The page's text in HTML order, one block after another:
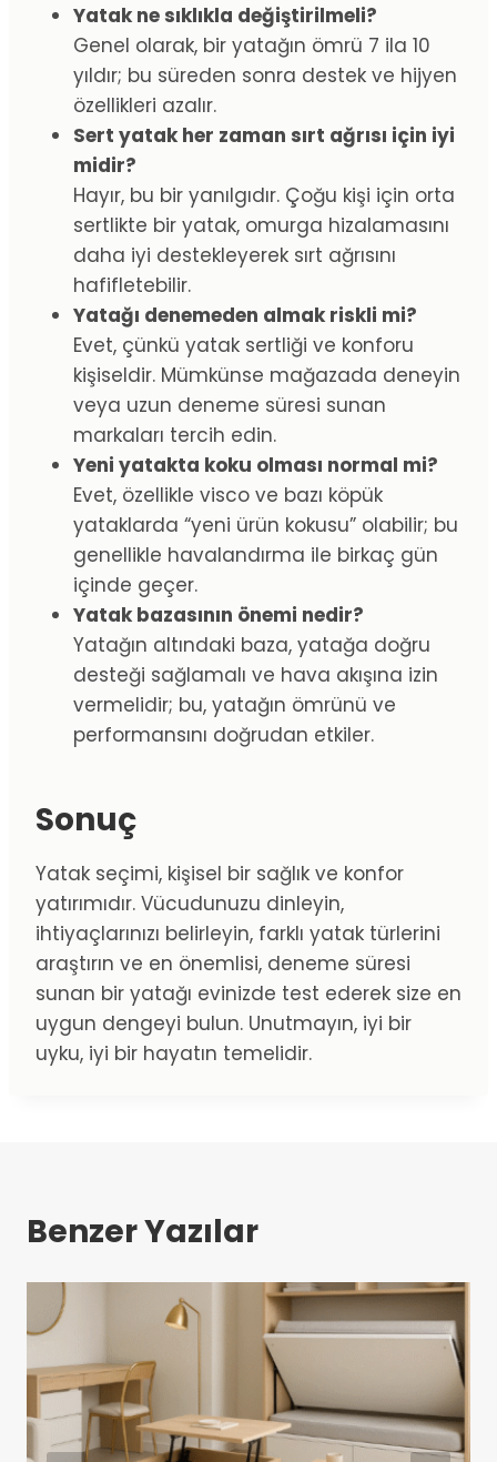
Yatak ne sıklıkla değiştirilmeli?
Genel olarak, bir yatağın ömrü 7 ila 10
yıldır; bu süreden sonra destek ve hijyen
özellikleri azalır.
Sert yatak her zaman sırt ağrısı için iyi
midir?
Hayır, bu bir yanılgıdır. Çoğu kişi için orta
sertlikte bir yatak, omurga hizalamasını
daha iyi destekleyerek sırt ağrısını
hafifletebilir.
Yatağı denemeden almak riskli mi?
Evet, çünkü yatak sertliği ve konforu
kişiseldir. Mümkünse mağazada deneyin
veya uzun deneme süresi sunan
markaları tercih edin.
Yeni yatakta koku olması normal mi?
Evet, özellikle visco ve bazı köpük
yataklarda “yeni ürün kokusu” olabilir; bu
genellikle havalandırma ile birkaç gün
içinde geçer.
Yatak bazasının önemi nedir?
Yatağın altındaki baza, yatağa doğru
desteği sağlamalı ve hava akışına izin
vermelidir; bu, yatağın ömrünü ve
performansını doğrudan etkiler.
Sonuç
Yatak seçimi, kişisel bir sağlık ve konfor
yatırımıdır. Vücudunuzu dinleyin,
ihtiyaçlarınızı belirleyin, farklı yatak türlerini
araştırın ve en önemlisi, deneme süresi
sunan bir yatağı evinizde test ederek size en
uygun dengeyi bulun. Unutmayın, iyi bir
uyku, iyi bir hayatın temelidir.
Benzer Yazılar